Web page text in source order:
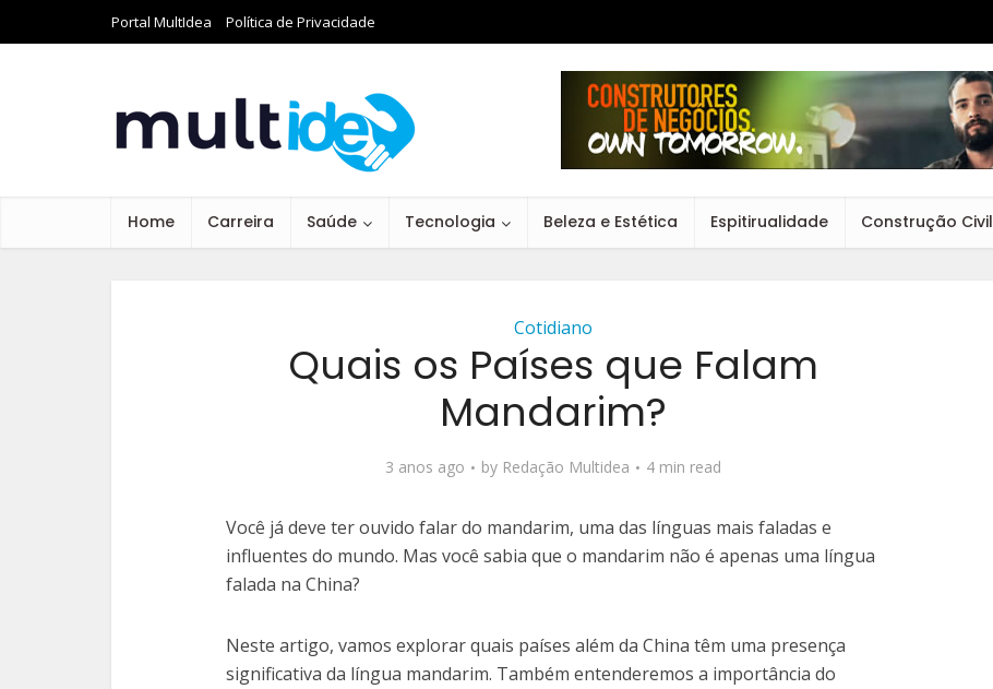
Portal MultIdea Política de Privacidade
Home Carreira Saúde Tecnologia Beleza e Estética Espitirualidade Construção Civil
Cotidiano
Quais os Países que Falam
Mandarim?
3 anos ago by Redação Multidea 4 min read
Você já deve ter ouvido falar do mandarim, uma das línguas mais faladas e
influentes do mundo. Mas você sabia que o mandarim não é apenas uma língua
falada na China?
Neste artigo, vamos explorar quais países além da China têm uma presença
significativa da língua mandarim. Também entenderemos a importância do